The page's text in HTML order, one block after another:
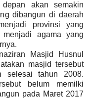
akan semakin
dibangun di daerah
provinsi yang
menjadi agama yang
Masjid Husnul
masjid tersebut
selesai tahun 2008.
belum memilki
pada Maret 2017